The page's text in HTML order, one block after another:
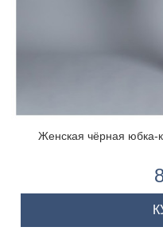
Женская чёрная юбка-